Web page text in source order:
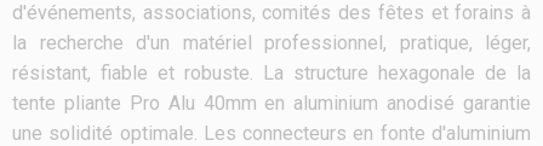
d'événements, associations, comités des fêtes et forains à
la recherche d'un matériel professionnel, pratique, léger,
résistant, fiable et robuste. La structure hexagonale de la
tente pliante Pro Alu 40mm en aluminium anodisé garantie
une solidité optimale. Les connecteurs en fonte d'aluminium